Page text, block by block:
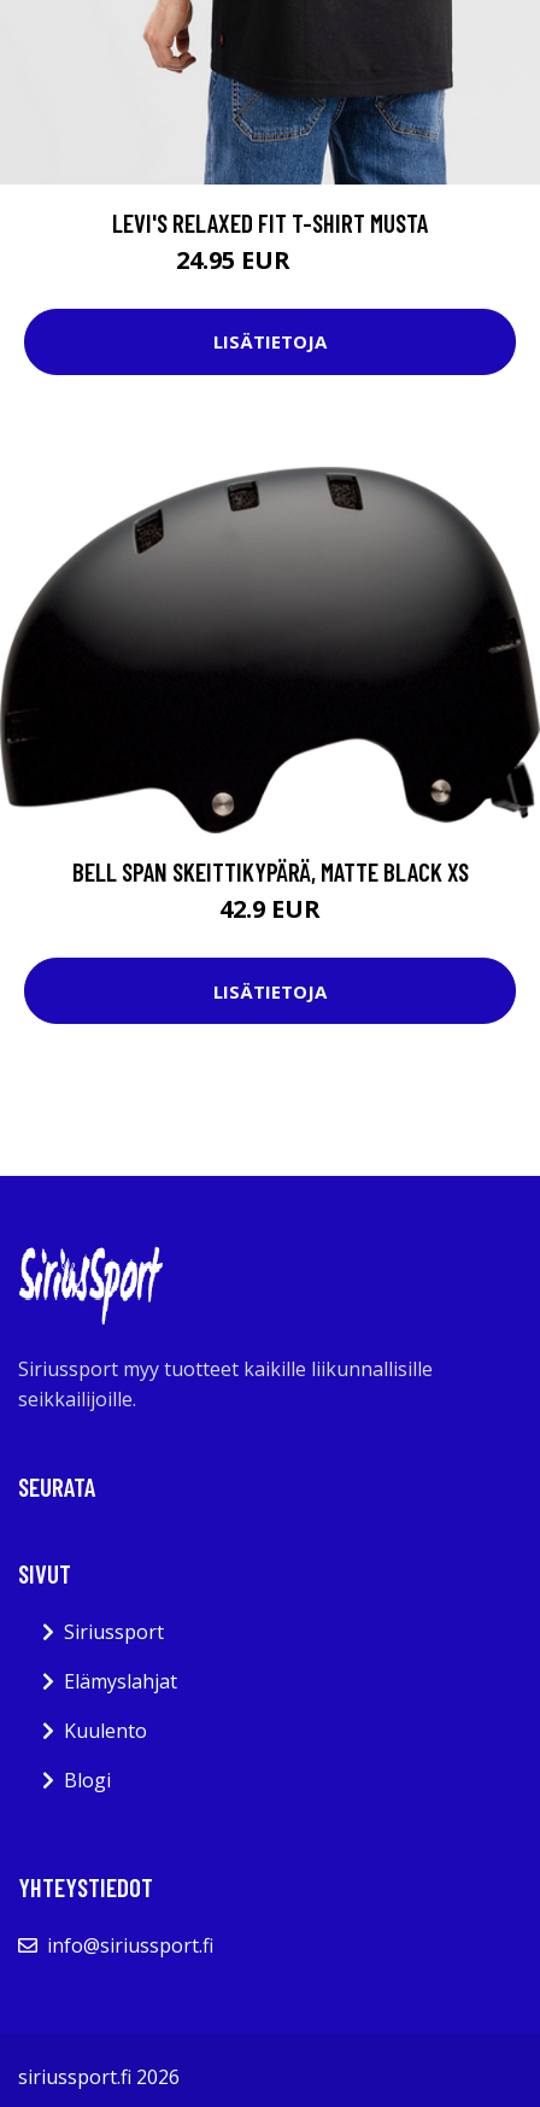
LEVI'S RELAXED FIT T-SHIRT MUSTA
24.95 EUR
LISÄTIETOJA
BELL SPAN SKEITTIKYPÄRÄ, MATTE BLACK XS
42.9 EUR
LISÄTIETOJA
Siriussport myy tuotteet kaikille liikunnallisille
seikkailijoille.
SEURATA
SIVUT
Siriussport
Elämyslahjat
Kuulento
Blogi
YHTEYSTIEDOT
info@siriussport.fi
siriussport.fi 2026